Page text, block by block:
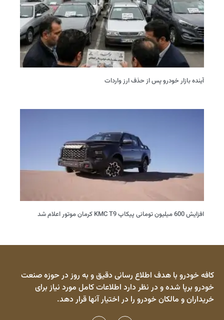
آینده بازار خودرو پس از حذف ارز واردات
افزایش 600 میلیون تومانی پیکاپ KMC T9 کرمان موتور اعلام شد
کافه خودرو با هدف اطلاع رسانی دقیق و به روز در حوزه صنعت
خودرو برپا شده و در نظر دارد اطلاعات کامل مورد نیاز برای
خریداران و مالکان خودرو را در اختیار آنها قرار دهد.